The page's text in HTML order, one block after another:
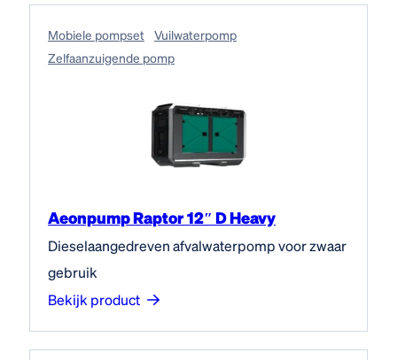
Mobiele pompset
Vuilwaterpomp
Zelfaanzuigende pomp
Aeonpump Raptor 12″ D Heavy
Dieselaangedreven afvalwaterpomp voor zwaar
gebruik
Bekijk product